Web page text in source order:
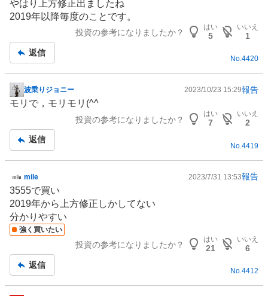
板
記
やはり上方修正出ましたね
2019年以降毎度のことです。
投資の参考になりましたか？
はい
5
いいえ
1
返信
No.4420
掲
示
事
波乗りジョニー 2023/10/23 15:29報告
モリで，モリモリ(^^
投資の参考になりましたか？
はい
7
いいえ
2
返信
No. 4419
掲
示
板
記
事
mile 2023/7/31 13:53報告
3555で買い
2019年から上方修正しかしてない
分かりやすい
強く買いたい
投資の参考になりましたか？
はい
21
いいえ
6
返信
No.4412